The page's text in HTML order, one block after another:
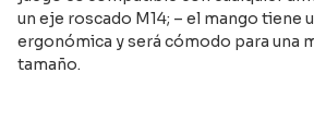
un eje roscado M14; – el mango tiene
ergonómica y será cómodo para una
tamaño.